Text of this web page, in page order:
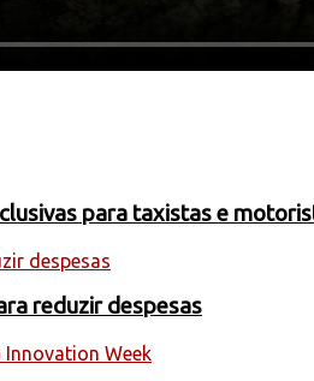
para taxistas e
reduzir despesas